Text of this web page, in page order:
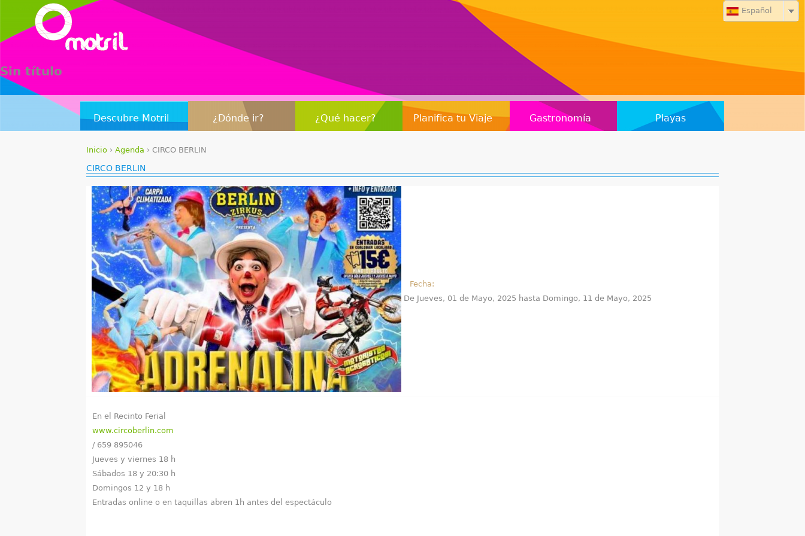
Sin título
Español
Descubre Motril ¿Dónde ir? ¿Qué hacer? Planifica tu Viaje Gastronomía Playas
S
e
e
n
c
u
e
n
t
r
u
s
e
Inicio ›Agenda ›CIRCO BERLIN
CIRCO BERLIN
Fecha:
De Jueves, 01 de Mayo, 2025 hasta Domingo, 11 de Mayo, 2025
En el Recinto Ferial
www.circoberlin.com
/ 659 895046
Jueves y viernes 18 h
Sábados 18 y 20:30 h
Domingos 12 y 18 h
Entradas online o en taquillas abren 1h antes del espectáculo